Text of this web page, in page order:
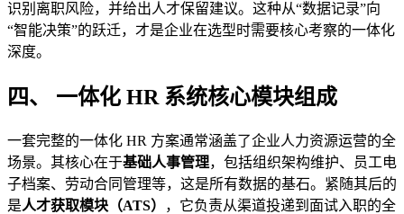
识别离职风险，并给出人才保留建议。这种从“数据记录”向
“智能决策”的跃迁，才是企业在选型时需要核心考察的一体化
深度。
四、 一体化 HR 系统核心模块组成
一套完整的一体化 HR 方案通常涵盖了企业人力资源运营的全
场景。其核心在于基础人事管理，包括组织架构维护、员工电
子档案、劳动合同管理等，这是所有数据的基石。紧随其后的
是人才获取模块（ATS） ，它负责从渠道投递到面试入职的全